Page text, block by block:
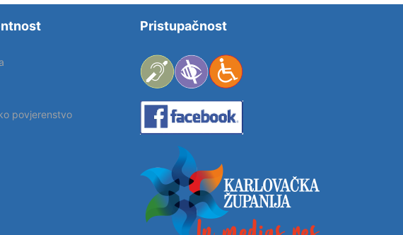
povjerenstvo
Pristupačnost